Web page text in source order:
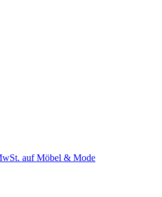
auf Möbel & Mode